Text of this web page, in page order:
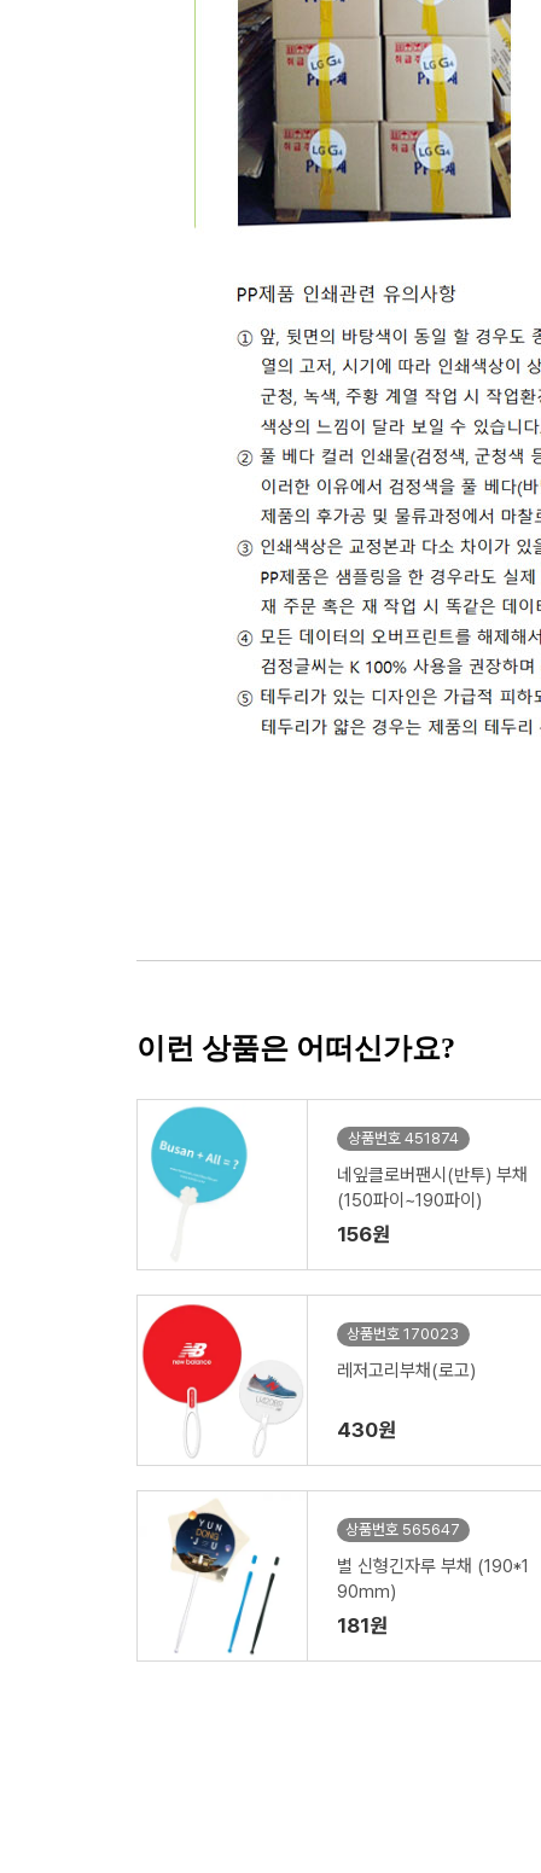
이런 상품은 어떠신가요?
상품번호 451874
네잎클로버팬시(반투) 부채
(150파이~190파이)
156원
상품번호 170023
레저고리부채(로고)
430원
상품번호 565647
별 신형긴자루 부채 (190*1
90mm)
181원